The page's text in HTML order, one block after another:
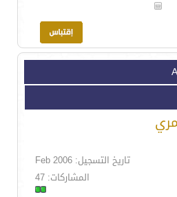
تاريخ التسجيل: Feb 2006
المشاركات: 47